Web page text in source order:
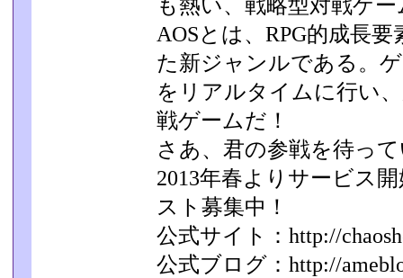
も熱い、戦略型対戦ゲ
AOSとは、RPG的成長
た新ジャンルである。
をリアルタイムに行い
戦ゲームだ！
さあ、君の参戦を待っ
2013年春よりサービス
スト募集中！
公式サイト：http://
公式ブログ：http://